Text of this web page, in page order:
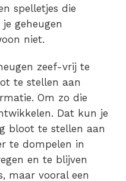
spelletjes die
geheugen
niet.
zeef-vrij te
te stellen aan
Om zo die
Dat kun je
bloot te stellen aan
te dompelen in
en te blijven
maar vooral een